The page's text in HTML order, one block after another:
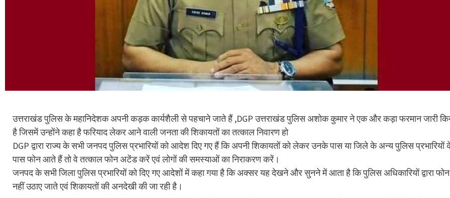
उत्तराखंड पुलिस के महानिदेशक अपनी कड़क कार्यशैली से पहचाने जाते हैं ,DGP उत्तराखंड पुलिस अशोक कुमार ने एक और कड़ा फरमान जारी
है जिसमें उन्होंने कहा है फरियाद लेकर आने वाली जनता की शिकायतों का तत्काल निवारण हो
DGP द्वारा राज्य के सभी जनपद पुलिस प्रभारियों को आदेश दिए गए हैं कि अपनी शिकायतों को लेकर उनके पास या जिले के अन्य पुलिस प्रभारियों
पास फोन आते हैं तो वे तत्काल फोन अटेंड करें एवं लोगों की समस्याओं का निराकरण करें।
जनपद के सभी जिला पुलिस प्रभारियों को दिए गए आदेशों में कहा गया है कि अक्सर यह देखने और सुनने में आता है कि पुलिस अधिकारियों द्वारा फोन
नहीं उठाए जाते एवं शिकायतों की अनदेखी की जा रही है।